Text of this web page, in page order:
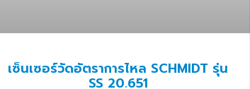
เซ็นเซอร์วัดอัตราการไหล SCHMIDT รุ่น
SS 20.651